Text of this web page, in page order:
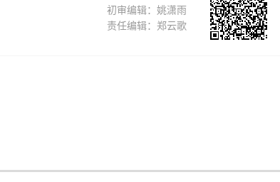
初审编辑：姚潇雨
责任编辑：郑云歌